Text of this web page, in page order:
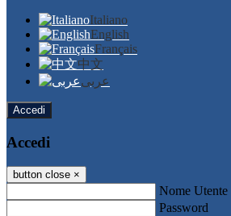
Italiano
English
Français
中文
عربى
Accedi
Accedi
button close ×
Nome Utente
Password